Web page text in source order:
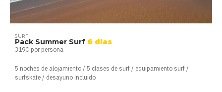
SURF
Pack Summer Surf 6 días
319€ por persona
5 noches de alojamiento / 5 clases de surf / equipamiento surf /
surfskate / desayuno incluido